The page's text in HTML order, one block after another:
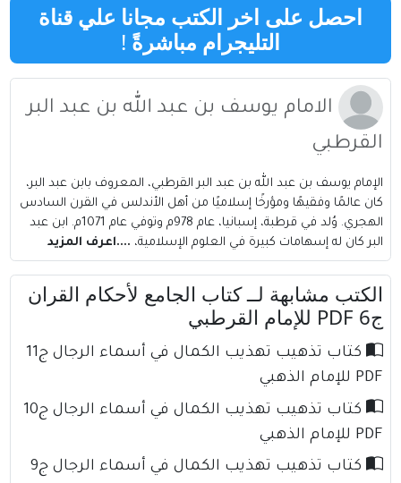
احصل على اخر الكتب مجانا علي قناة
التليجرام مباشرةً !
الامام يوسف بن عبد الله بن عبد البر
القرطبي
الإمام يوسف بن عبد الله بن عبد البر القرطبي، المعروف بابن عبد البر،
كان عالمًا وفقيهًا ومؤرخًا إسلاميًا من أهل الأندلس في القرن السادس
الهجري. وُلد في قرطبة، إسبانيا، عام 978م وتوفي عام 1071م. ابن عبد
البر كان له إسهامات كبيرة في العلوم الإسلامية، ....اعرف المزيد
الكتب مشابهة لــ كتاب الجامع لأحكام القران
ج6 PDF للإمام القرطبي
كتاب تذهيب تهذيب الكمال في أسماء الرجال ج11
PDF للإمام الذهبي
كتاب تذهيب تهذيب الكمال في أسماء الرجال ج10
PDF للإمام الذهبي
كتاب تذهيب تهذيب الكمال في أسماء الرجال ج9